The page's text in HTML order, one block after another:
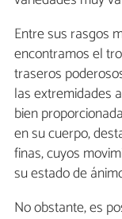
Entre sus rasgos
encontramos el
traseros
las extremidades
bien
en su cuerpo,
finas, cuyos
su estado de
No obstante, es